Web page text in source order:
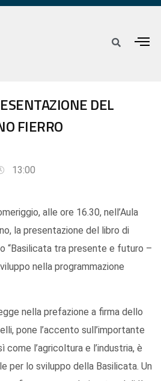
DEL
FIERRO
13:00
alle ore 16.30, nell’Aula
la presentazione del libro di
“Basilicata tra presente e futuro –
nella programmazione
nella prefazione a firma dello
pone l’accento sull’importante
l’agricoltura e l’industria, è
per lo sviluppo della Basilicata. Un